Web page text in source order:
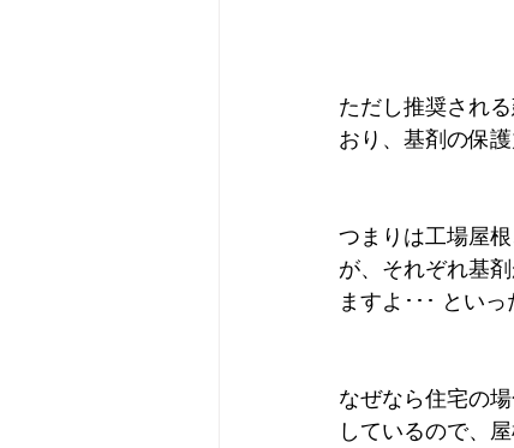
ただし推奨され
おり、基剤の保
つまりは工場屋
が、それぞれ基
ますよ･･･ とい
なぜなら住宅の
しているので、